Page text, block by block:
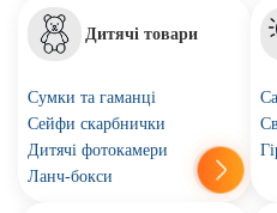
Дитячі товари
Сумки та гаманці
Сейфи скарбнички
Дитячі фотокамери
Ланч-бокси